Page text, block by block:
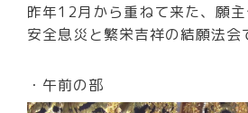
昨年12月から重ねて来た、願
安全息災と繁栄吉祥の結願法会
・午前の部